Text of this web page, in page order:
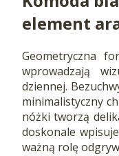
element
Geometryczna
wprowadzają
dziennej.
minimalistyczny
nóżki tworzą
doskonale
ważną rolę